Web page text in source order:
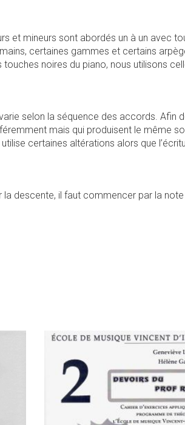
et mineurs sont abordés un à un avec
certaines gammes et certains
noires du piano, nous utilisons
selon la séquence des accords. Afin
mais qui produisent le même
certaines altérations alors que
descente, il faut commencer par la note